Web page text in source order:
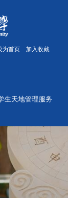
为首页 加入收藏
生天地管理服务